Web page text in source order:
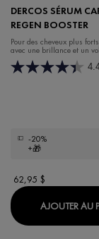
DERCOS SÉRUM
REGEN BOOSTER
Pour des cheveux plus
avec une brillance et un
-20%
+🎁
62,95 $
AJOUTER AU